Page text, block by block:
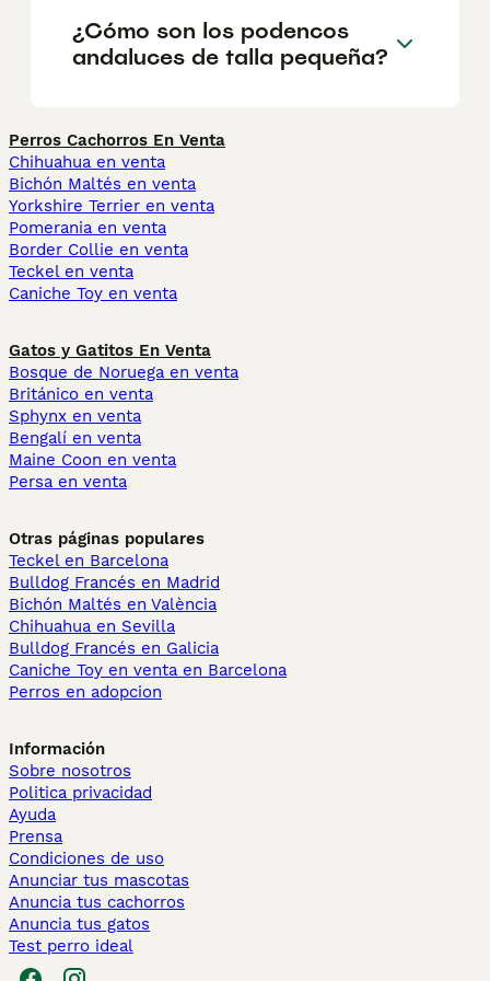
¿Cómo son los podencos
andaluces de talla pequeña?
Perros Cachorros En Venta
Chihuahua en venta
Bichón Maltés en venta
Yorkshire Terrier en venta
Pomerania en venta
Border Collie en venta
Teckel en venta
Caniche Toy en venta
Gatos y Gatitos En Venta
Bosque de Noruega en venta
Británico en venta
Sphynx en venta
Bengalí en venta
Maine Coon en venta
Persa en venta
Otras páginas populares
Teckel en Barcelona
Bulldog Francés en Madrid
Bichón Maltés en València
Chihuahua en Sevilla
Bulldog Francés en Galicia
Caniche Toy en venta en Barcelona
Perros en adopcion
Información
Sobre nosotros
Politica privacidad
Ayuda
Prensa
Condiciones de uso
Anunciar tus mascotas
Anuncia tus cachorros
Anuncia tus gatos
Test perro ideal